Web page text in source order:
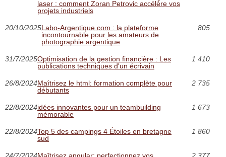
laser : comment Zoran Petrovic accélère vos
projets industriels
20/10/2025Labo-Argentique.com : la plateforme
incontournable pour les amateurs de
photographie argentique
805
31/7/2025Optimisation de la gestion financière : Les
publications techniques d'un écrivain
1 410
26/8/2024Maîtrisez le html: formation complète pour
débutants
2 735
22/8/2024idées innovantes pour un teambuilding
mémorable
1 673
22/8/2024Top 5 des campings 4 Étoiles en bretagne
sud
1 860